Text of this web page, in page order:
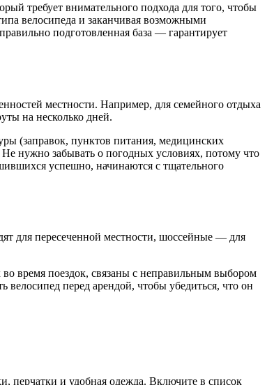
требует внимательного подхода для того, чтобы
велосипеда и заканчивая возможными
подготовленная база — гарантирует
местности. Например, для семейного отдыха
на несколько дней.
(заправок, пунктов питания, медицинских
нужно забывать о погодных условиях, потому что
успешно, начинаются с тщательного
для пересеченной местности, шоссейные — для
время поездок, связаны с неправильным выбором
велосипед перед арендой, чтобы убедиться, что он
перчатки и удобная одежда. Включите в список